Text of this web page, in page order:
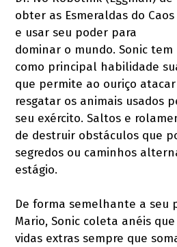
obter as Esmeraldas do Caos
e usar seu poder para
dominar o mundo. Sonic tem
como principal habilidade
que permite ao ouriço
resgatar os animais usados
seu exército. Saltos e
de destruir obstáculos que
segredos ou caminhos
estágio.
De forma semelhante a seu
Mario, Sonic coleta anéis
vidas extras sempre que